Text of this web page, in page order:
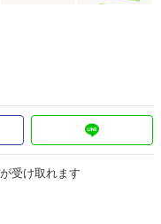
受け取れます